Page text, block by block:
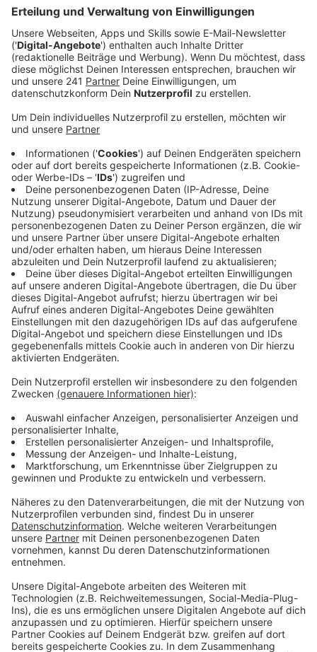
50s Doo-Wop Feeling, klassischer Weihnachtspop und
Christmas Party Tracks - das Album von Meghan
Trainor ist wie ein gutes Geschenk zu Weihnachten: Es
hat einfach alles. Neben einer ganzen Reihe von
Weihnachtsklassikern, reiht die Sängerin auch fünf
neue Songs mit ein. Und ganz alleine muss sie auch
nicht Feiern. So gibt es etwa einen Feature-Track mit
der legendären Soul-Combo Earth Wind & Fire. Man
merkt Meghan Trainor ist eine Retro Liebhaberin.
Zusammen mit Vater Gary Trainor schlägt sie
wiederum die sanfteren Töne an. Gemeinsam haben sie
eine Piano-Version des Weihnachtsklassikers "Have
Yourself A Merry Little Christmas" aufgenommen. Der
baldige Opa Gary begleitet seine Tochter hier am
Klavier. Denn auch das ist eine kleine
Weihnachtsüberraschung: Megan ist schwanger und
wird nächstes Jahr Mutter.
Anzeige
Wir benötigen Ihre
Zustimmung, um den YouTube
Video-Service zu laden!
Wir verwenden einen Service eines
einzubetten. Dieser Service kann
Daten zu Ihren Aktivitäten
sammeln. Bitte lesen Sie die
Video anzusehen.
Mehr Informationen
Meghan Trainor - Holidays (Official Music Video) ft.